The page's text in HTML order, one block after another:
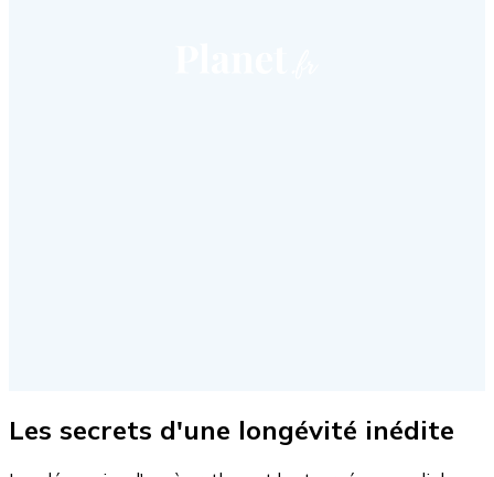
Les secrets d'une longévité inédite